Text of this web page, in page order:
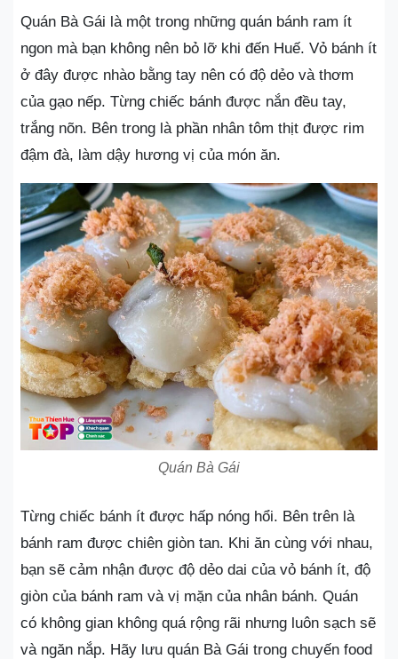
Quán Bà Gái là một trong những quán bánh ram ít
ngon mà bạn không nên bỏ lỡ khi đến Huế. Vỏ bánh ít
ở đây được nhào bằng tay nên có độ dẻo và thơm
của gạo nếp. Từng chiếc bánh được nắn đều tay,
trắng nõn. Bên trong là phần nhân tôm thịt được rim
đậm đà, làm dậy hương vị của món ăn.
Quán Bà Gái
Từng chiếc bánh ít được hấp nóng hổi. Bên trên là
bánh ram được chiên giòn tan. Khi ăn cùng với nhau,
bạn sẽ cảm nhận được độ dẻo dai của vỏ bánh ít, độ
giòn của bánh ram và vị mặn của nhân bánh. Quán
có không gian không quá rộng rãi nhưng luôn sạch sẽ
và ngăn nắp. Hãy lưu quán Bà Gái trong chuyến food